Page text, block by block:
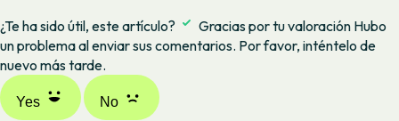
¿Te ha sido útil, este artículo? Gracias por tu valoración Hubo
un problema al enviar sus comentarios. Por favor, inténtelo de
nuevo más tarde.
Yes No